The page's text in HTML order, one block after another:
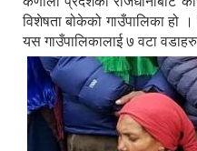
विशेषता बोकेको गाउँपालिका हो ।
यस गाउँपालिकालाई ७ वटा